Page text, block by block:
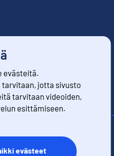
evästeitä.
jotta sivusto
tarvitaan videoiden,
esittämiseen.
evästeet